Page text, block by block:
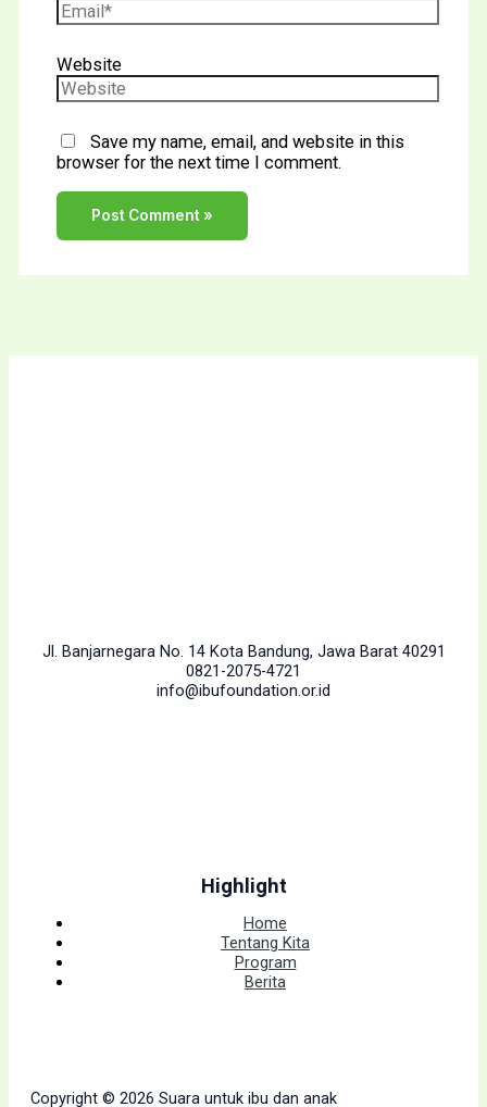
Website
Save my name, email, and website in this
browser for the next time I comment.
Jl. Banjarnegara No. 14 Kota Bandung, Jawa Barat 40291
0821-2075-4721
info@ibufoundation.or.id
Highlight
Home
Tentang Kita
Program
Berita
Copyright © 2026 Suara untuk ibu dan anak